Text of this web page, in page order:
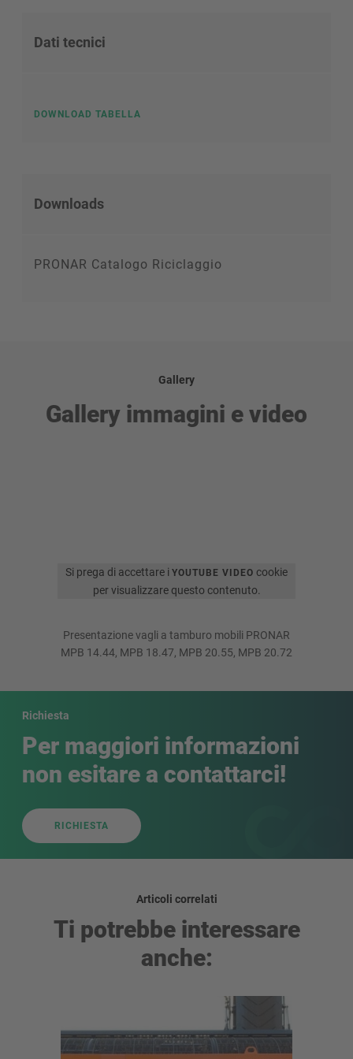
Dati tecnici
DOWNLOAD TABELLA
Downloads
PRONAR Catalogo Riciclaggio
Gallery
Gallery immagini e video
Si prega di accettare iYOUTUBE VIDEO cookie
per visualizzare questo contenuto.
Presentazione vagli a tamburo mobili PRONAR
MPB 14.44, MPB 18.47, MPB 20.55, MPB 20.72
Richiesta
Per maggiori informazioni
non esitare a contattarci!
RICHIESTA
Articoli correlati
Ti potrebbe interessare
anche: